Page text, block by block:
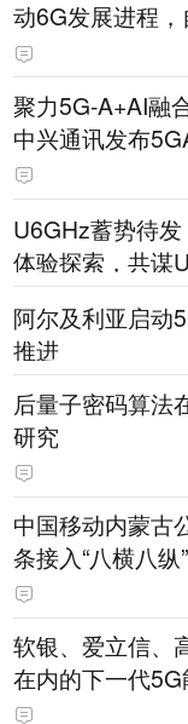
动6G发展进程
实现6G商用
聚力5G-A+AI融
中兴通讯发布
确定性连接方案
U6GHz蓄势待
体验探索，共谋
阿尔及利亚启动
推进
后量子密码算法
研究
中国移动内蒙古
条接入“八横八
络覆盖
软银、爱立信、
在内的下一代5G